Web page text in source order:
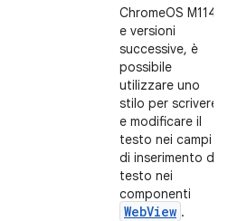
ChromeOS M114
e versioni
successive, è
possibile
utilizzare uno
stilo per scrivere
e modificare il
testo nei campi
di inserimento di
testo nei
componenti
WebView .